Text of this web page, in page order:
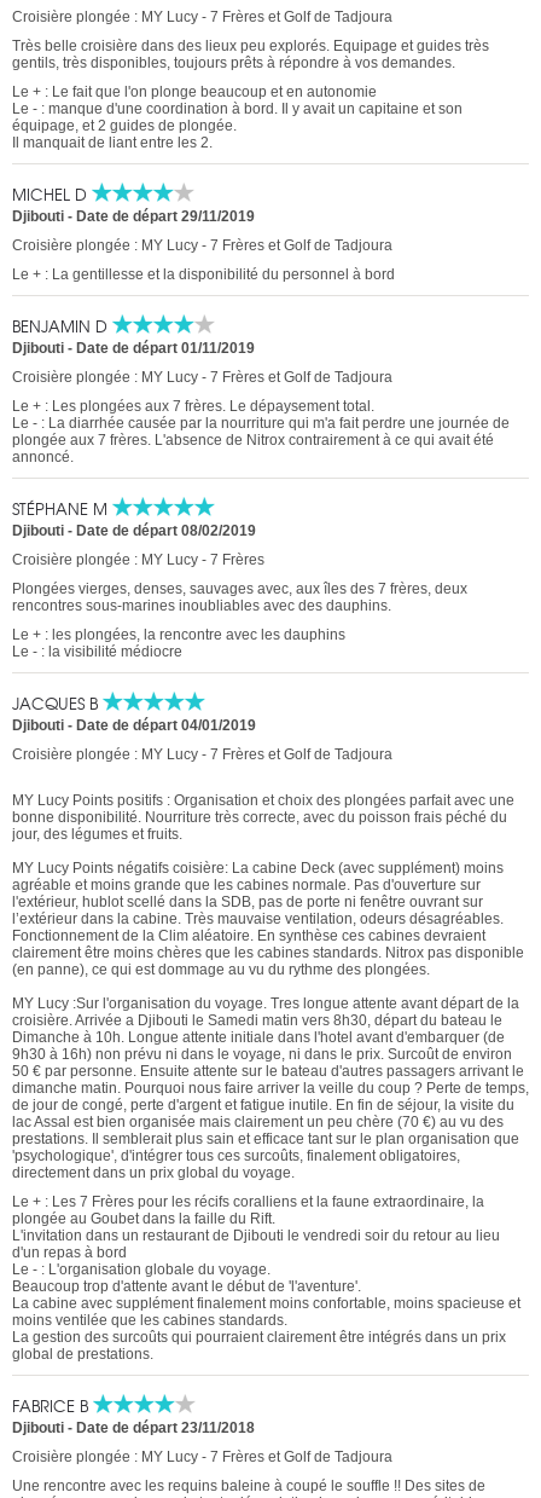
Croisière plongée : MY Lucy - 7 Frères et Golf de Tadjoura
Très belle croisière dans des lieux peu explorés. Equipage et guides très
gentils, très disponibles, toujours prêts à répondre à vos demandes.
Le + : Le fait que l'on plonge beaucoup et en autonomie
Le - : manque d'une coordination à bord. Il y avait un capitaine et son
équipage, et 2 guides de plongée.
Il manquait de liant entre les 2.
MICHEL D
Djibouti - Date de départ 29/11/2019
Croisière plongée : MY Lucy - 7 Frères et Golf de Tadjoura
Le + : La gentillesse et la disponibilité du personnel à bord
BENJAMIN D
Djibouti - Date de départ 01/11/2019
Croisière plongée : MY Lucy - 7 Frères et Golf de Tadjoura
Le + : Les plongées aux 7 frères. Le dépaysement total.
Le - : La diarrhée causée par la nourriture qui m'a fait perdre une journée de
plongée aux 7 frères. L'absence de Nitrox contrairement à ce qui avait été
annoncé.
STÉPHANE M
Djibouti - Date de départ 08/02/2019
Croisière plongée : MY Lucy - 7 Frères
Plongées vierges, denses, sauvages avec, aux îles des 7 frères, deux
rencontres sous-marines inoubliables avec des dauphins.
Le + : les plongées, la rencontre avec les dauphins
Le - : la visibilité médiocre
JACQUES B
Djibouti - Date de départ 04/01/2019
Croisière plongée : MY Lucy - 7 Frères et Golf de Tadjoura
MY Lucy Points positifs : Organisation et choix des plongées parfait avec une
bonne disponibilité. Nourriture très correcte, avec du poisson frais péché du
jour, des légumes et fruits.
MY Lucy Points négatifs coisière: La cabine Deck (avec supplément) moins
agréable et moins grande que les cabines normale. Pas d'ouverture sur
l'extérieur, hublot scellé dans la SDB, pas de porte ni fenêtre ouvrant sur
l’extérieur dans la cabine. Très mauvaise ventilation, odeurs désagréables.
Fonctionnement de la Clim aléatoire. En synthèse ces cabines devraient
clairement être moins chères que les cabines standards. Nitrox pas disponible
(en panne), ce qui est dommage au vu du rythme des plongées.
MY Lucy :Sur l'organisation du voyage. Tres longue attente avant départ de la
croisière. Arrivée a Djibouti le Samedi matin vers 8h30, départ du bateau le
Dimanche à 10h. Longue attente initiale dans l'hotel avant d'embarquer (de
9h30 à 16h) non prévu ni dans le voyage, ni dans le prix. Surcoût de environ
50 € par personne. Ensuite attente sur le bateau d'autres passagers arrivant le
dimanche matin. Pourquoi nous faire arriver la veille du coup ? Perte de temps,
de jour de congé, perte d'argent et fatigue inutile. En fin de séjour, la visite du
lac Assal est bien organisée mais clairement un peu chère (70 €) au vu des
prestations. Il semblerait plus sain et efficace tant sur le plan organisation que
'psychologique', d'intégrer tous ces surcoûts, finalement obligatoires,
directement dans un prix global du voyage.
Le + : Les 7 Frères pour les récifs coralliens et la faune extraordinaire, la
plongée au Goubet dans la faille du Rift.
L'invitation dans un restaurant de Djibouti le vendredi soir du retour au lieu
d'un repas à bord
Le - : L'organisation globale du voyage.
Beaucoup trop d'attente avant le début de 'l'aventure'.
La cabine avec supplément finalement moins confortable, moins spacieuse et
moins ventilée que les cabines standards.
La gestion des surcoûts qui pourraient clairement être intégrés dans un prix
global de prestations.
FABRICE B
Djibouti - Date de départ 23/11/2018
Croisière plongée : MY Lucy - 7 Frères et Golf de Tadjoura
Une rencontre avec les requins baleine à coupé le souffle !! Des sites de